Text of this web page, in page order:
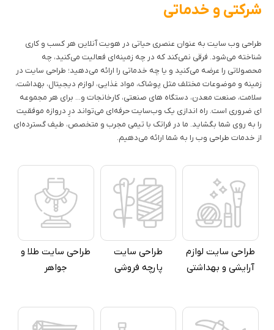
شرکتی و خدماتی
طراحی وب سایت به عنوان عنصری حیاتی در هویت آنلاین هر کسب و کاری
شناخته می‌شود. فرقی نمی‌کند که در چه زمینه‌ای فعالیت می‌کنید، چه
محصولاتی را عرضه می‌کنید و یا چه خدماتی را ارائه می‌دهید؛ طراحی سایت‌ در
زمینه و موضوعات مختلف مثل پوشاک، مواد غذایی، لوازم دیجیتال، بهداشت،
سلامت، صنعت معدن، دستگاه های صنعتی، کارخانجات و... برای هر مجموعه
ای ضروری است. راه اندازی یک وب‌سایت حرفه‌ای می‌تواند درِ دروازه موفقیت
را به روی شما بگشاید. ما در فراتک با تیمی مجرب و متخصص، طیف گسترده‌ای
از خدمات طراحی وب را به شما ارائه می‌دهیم.
طراحی سایت لوازم
آرایشی و بهداشتی
طراحی سایت
پارچه فروشی
طراحی سایت طلا و
جواهر